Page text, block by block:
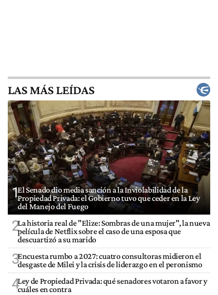
LAS MÁS LEÍDAS
1El Senado dio media sanción a la Inviolabilidad de la
Propiedad Privada: el Gobierno tuvo que ceder en la Ley
del Manejo del Fuego
2La historia real de "Elize: Sombras de una mujer", la nueva
película de Netflix sobre el caso de una esposa que
descuartizó a su marido
3Encuesta rumbo a 2027: cuatro consultoras midieron el
desgaste de Milei y la crisis de liderazgo en el peronismo
4Ley de Propiedad Privada: qué senadores votaron a favor y
cuáles en contra